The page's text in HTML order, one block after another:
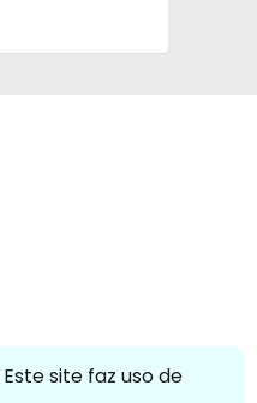
Este site faz uso de